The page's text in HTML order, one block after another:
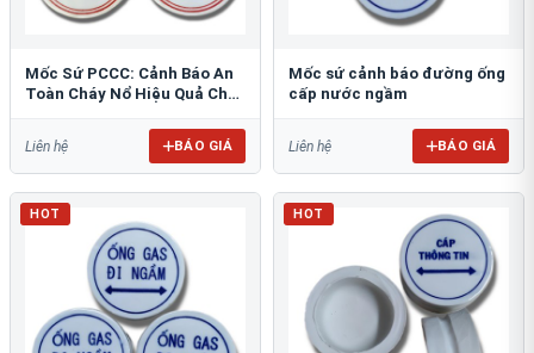
Mốc Sứ PCCC: Cảnh Báo An
Toàn Cháy Nổ Hiệu Quả Cho
Liên hệ BÁO GIÁ
Mốc sứ cảnh báo đường ống
cấp nước ngầm
Liên hệ BÁO GIÁ
HOT HOT